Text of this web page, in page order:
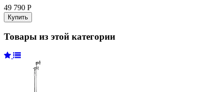
49 790 Р
Товары из этой категории